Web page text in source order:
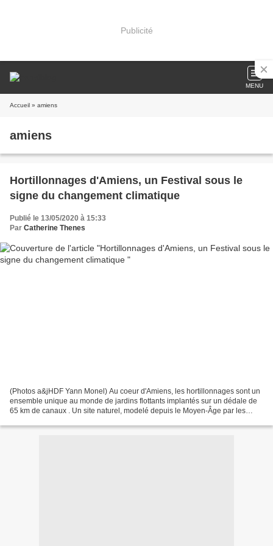
Publicité
MENU
Accueil » amiens
amiens
Hortillonnages d'Amiens, un Festival sous le
signe du changement climatique
Publié le 13/05/2020 à 15:33
Par Catherine Thenes
(Photos a&jHDF Yann Monel) Au coeur d'Amiens, les hortillonnages sont un
ensemble unique au monde de jardins flottants implantés sur un dédale de
65 km de canaux . Un site naturel, modelé depuis le Moyen-Âge par les